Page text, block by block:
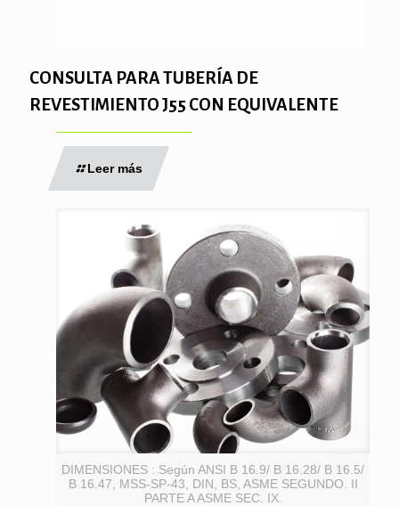
CONSULTA PARA TUBERÍA DE
REVESTIMIENTO J55 CON EQUIVALENTE
Leer más
DIMENSIONES : Según ANSI B 16.9/ B 16.28/ B 16.5/
B 16.47, MSS-SP-43, DIN, BS, ASME SEGUNDO. II
PARTE A ASME SEC. IX.